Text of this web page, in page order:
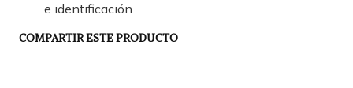
e identificación
COMPARTIR ESTE PRODUCTO